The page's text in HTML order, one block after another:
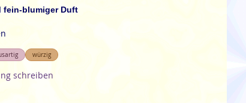
fein-blumiger Duft
würzig
schreiben